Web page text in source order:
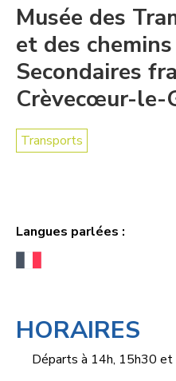
Musée des
et des
Secondaires
Crèvecœur-le-
Transports
Langues parlées :
HORAIRES
Départs à 14h, 15h30 et